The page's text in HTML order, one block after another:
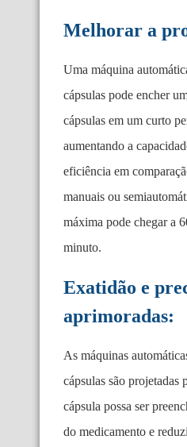
Melhorar a
Uma máquina
cápsulas pode encher
cápsulas em um curto
aumentando a
eficiência em
manuais ou
máxima pode chegar a
minuto.
Exatidão e
aprimoradas:
As máquinas
cápsulas são projetadas
cápsula possa ser
do medicamento e